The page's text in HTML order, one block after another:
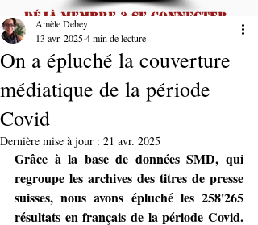
Déjà membre ? Se connecter
Faire un don pour
débloquer la vidéo
On a épluché la couverture
médiatique de la période
Covid
Amèle Debey
13 avr. 20254 min de lecture
Dernière mise à jour : 21 avr. 2025
Grâce à la base de données SMD, qui
regroupe les archives des titres de presse
suisses, nous avons épluché les 258'265